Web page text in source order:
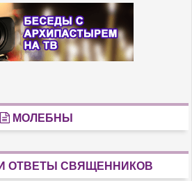
МОЛЕБНЫ
ОТВЕТЫ СВЯЩЕННИКОВ